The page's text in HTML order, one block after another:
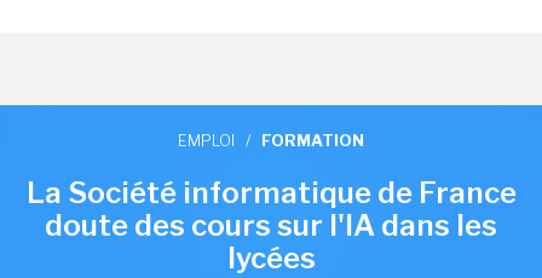
EMPLOI / FORMATION
La Société informatique de France
doute des cours sur l'IA dans les
lycées